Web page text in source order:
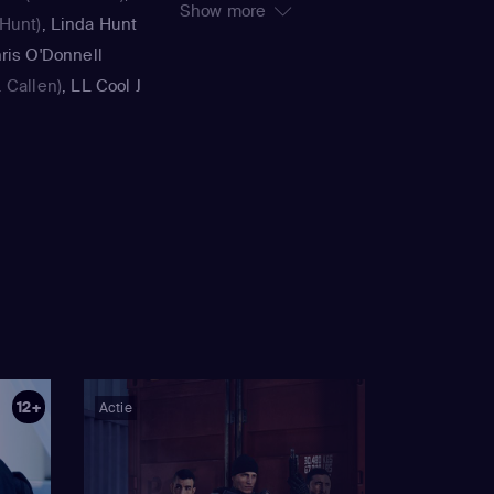
Linda Hunt
O'Donnell
Callen) LL Cool J
Smith
Callen)
Hanlon, Dennis Smith,
Show more
12+ Actie